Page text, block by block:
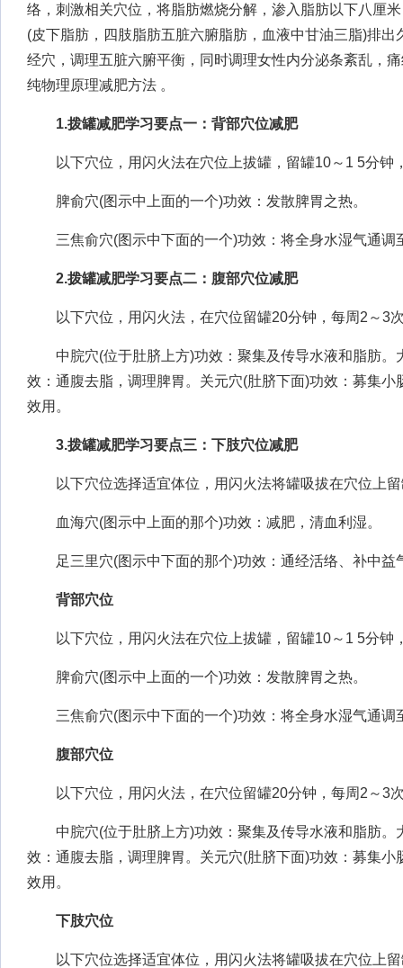
络，刺激相关穴位，将脂肪燃烧分解，渗入脂肪以下八厘
(皮下脂肪，四肢脂肪五脏六腑脂肪，血液中甘油三脂)排出
经穴，调理五脏六腑平衡，同时调理女性内分泌条紊乱，
纯物理原理减肥方法 。
1.拨罐减肥学习要点一：背部穴位减肥
以下穴位，用闪火法在穴位上拔罐，留罐10～1 5分钟
脾俞穴(图示中上面的一个)功效：发散脾胃之热。
三焦俞穴(图示中下面的一个)功效：将全身水湿气通调
2.拨罐减肥学习要点二：腹部穴位减肥
以下穴位，用闪火法，在穴位留罐20分钟，每周2～3
中脘穴(位于肚脐上方)功效：聚集及传导水液和脂肪。
效：通腹去脂，调理脾胃。关元穴(肚脐下面)功效：募集小
效用。
3.拨罐减肥学习要点三：下肢穴位减肥
以下穴位选择适宜体位，用闪火法将罐吸拔在穴位上留
血海穴(图示中上面的那个)功效：减肥，清血利湿。
足三里穴(图示中下面的那个)功效：通经活络、补中益
背部穴位
以下穴位，用闪火法在穴位上拔罐，留罐10～1 5分钟
脾俞穴(图示中上面的一个)功效：发散脾胃之热。
三焦俞穴(图示中下面的一个)功效：将全身水湿气通调
腹部穴位
以下穴位，用闪火法，在穴位留罐20分钟，每周2～3
中脘穴(位于肚脐上方)功效：聚集及传导水液和脂肪。
效：通腹去脂，调理脾胃。关元穴(肚脐下面)功效：募集小
效用。
下肢穴位
以下穴位选择适宜体位，用闪火法将罐吸拔在穴位上留